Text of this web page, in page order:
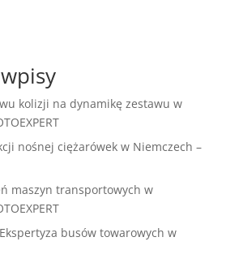
kolizji na dynamikę zestawu w
nośnej ciężarówek w Niemczech –
maszyn transportowych w
Ekspertyza busów towarowych w